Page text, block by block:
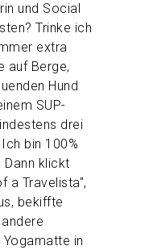
und Social
Trinke ich
extra
auf Berge,
Hund
SUP-
drei
bin 100%
Dann klickt
a Travelista",
bekiffte
in